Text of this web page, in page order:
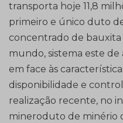
transporta hoje 11,8
primeiro e único duto
concentrado de
mundo, sistema este
em face às
disponibilidade e
realização recente, no
mineroduto de minério